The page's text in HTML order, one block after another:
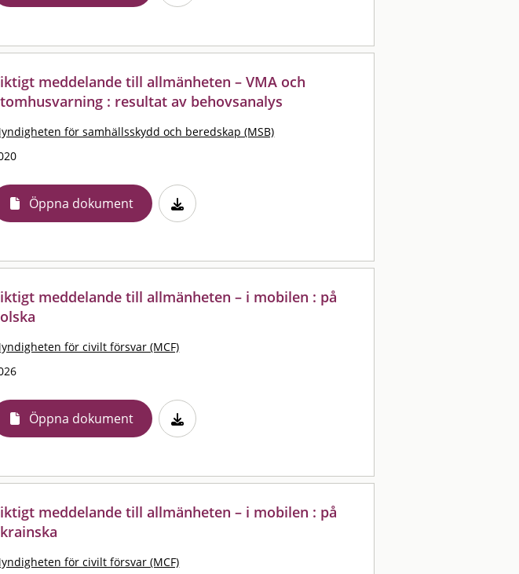
meddelande till allmänheten – VMA och
: resultat av behovsanalys
för samhällsskydd och beredskap (MSB)
Öppna dokument
meddelande till allmänheten – i mobilen : på
för civilt försvar (MCF)
Öppna dokument
meddelande till allmänheten – i mobilen : på
för civilt försvar (MCF)